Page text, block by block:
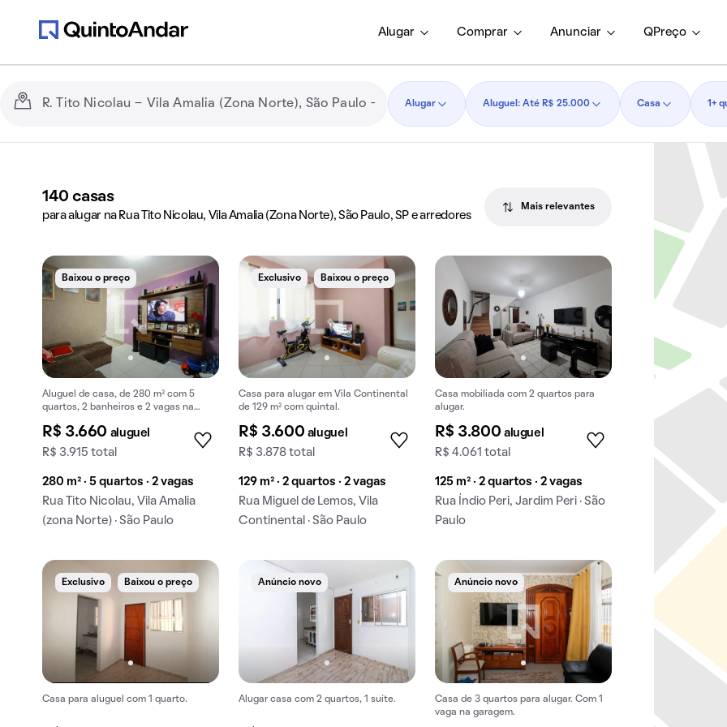
Alugar Comprar Anunciar QPreço
Alugar Aluguel: Até R$ 25.000 Casa 1+
140 casas
para alugar na Rua Tito Nicolau, Vila Amalia (Zona Norte), São Paulo, SP e arredores
Mais relevantes
Baixou o preço
Aluguel de casa, de 280 m² com 5
quartos, 2 banheiros e 2 vagas na
R$ 3.660 aluguel
R$ 3.915 total
280 m² · 5 quartos · 2 vagas
Rua Tito Nicolau, Vila Amalia
(zona Norte) · São Paulo
Exclusivo Baixou o preço
Casa para alugar em Vila Continental
de 129 m² com quintal.
R$ 3.600 aluguel
R$ 3.878 total
129 m² · 2 quartos · 2 vagas
Rua Miguel de Lemos, Vila
Continental · São Paulo
Casa mobiliada com 2 quartos para
alugar.
R$ 3.800 aluguel
R$ 4.061 total
125 m² · 2 quartos · 2 vagas
Rua Índio Peri, Jardim Peri · São
Paulo
Exclusivo Baixou o preço
Casa para aluguel com 1 quarto.
Anúncio novo
Alugar casa com 2 quartos, 1 suíte.
Anúncio novo
Casa de 3 quartos para alugar. Com 1
vaga na garagem.